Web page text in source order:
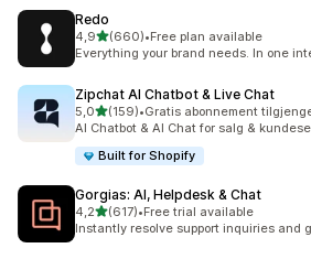
Redo
4,9av 5 stjerner
(660)
Totalt 660 omtaler
•Free plan available
Everything your brand needs. In one
Zipchat AI Chatbot & Live Chat
5,0av 5 stjerner
(159)
Totalt 159 omtaler
•Gratis abonnement
AI Chatbot & AI Chat for salg &
Built for Shopify
Gorgias: AI, Helpdesk & Chat
4,2av 5 stjerner
(617)
Totalt 617 omtaler
•Free trial available
Instantly resolve support inquiries and